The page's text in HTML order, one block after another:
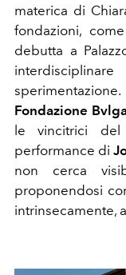
materica di
fondazioni,
debutta a
Fondazione
le vincitrici
performance di
non cerca
proponendosi
intrinsecamente,